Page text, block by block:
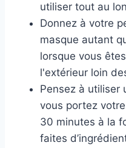
utiliser tout au
Donnez à votre
masque autant
lorsque vous
l'extérieur loin
Pensez à utiliser
vous portez
30 minutes à la
faites